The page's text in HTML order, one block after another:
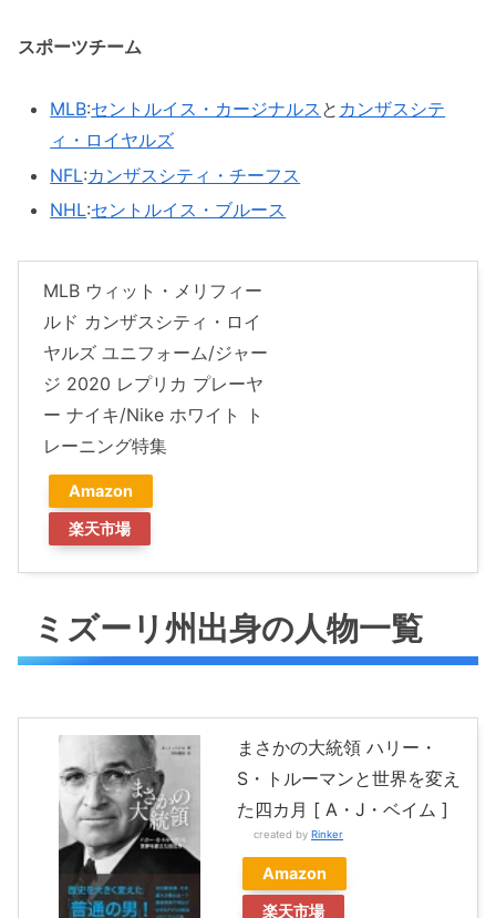
スポーツチーム
MLB:セントルイス・カージナルス と カンザスシテ
ィ・ロイヤルズ
NFL:カンザスシティ・チーフス
NHL:セントルイス・ブルース
MLB ウィット・メリフィー
ルド カンザスシティ・ロイ
ヤルズ ユニフォーム/ジャー
ジ 2020 レプリカ プレーヤ
ー ナイキ/Nike ホワイト ト
レーニング特集
Amazon
楽天市場
ミズーリ州出身の人物一覧
まさかの大統領 ハリー・
S・トルーマンと世界を変え
た四カ月 [ A・J・ベイム ]
created by Rinker
Amazon
楽天市場